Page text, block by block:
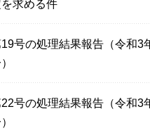
求める件
号の処理結果報告（令和3
号の処理結果報告（令和3